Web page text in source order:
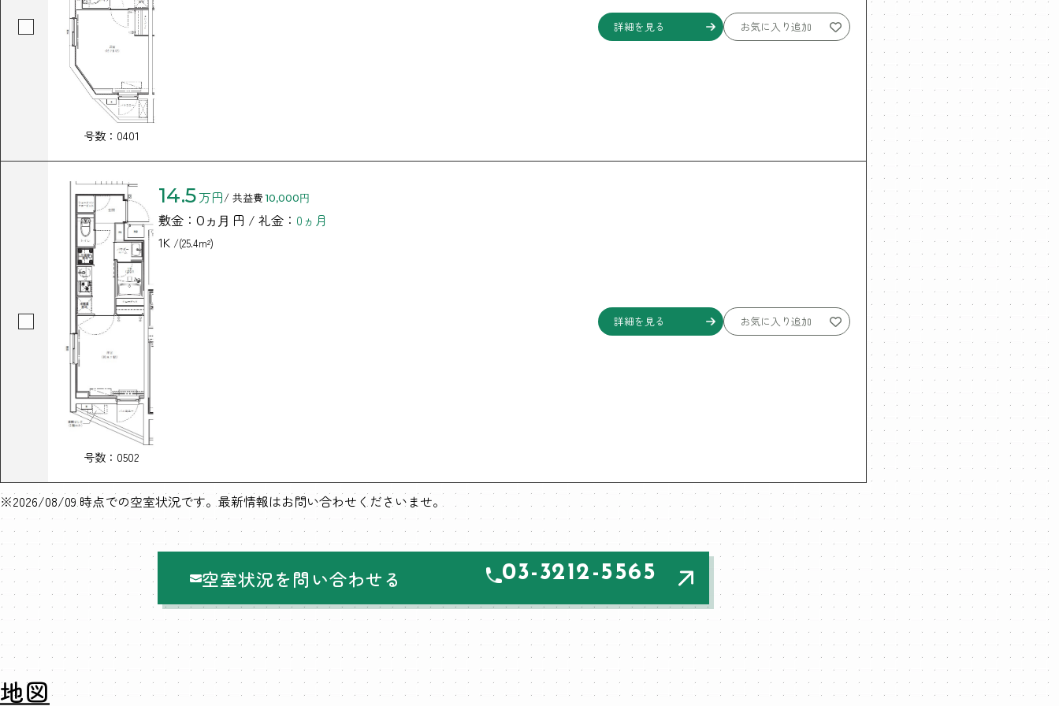
号数：0401
詳細を見る お気に入り追加
号数：0502
14.5万円/ 共益費 10,000円
敷金： 0ヵ月 円 / 礼金： 0ヵ月
1K /(25.4m²)
詳細を見る お気に入り追加
※2026/08/09 時点での空室状況です。最新情報はお問い合わせくださいませ。
空室状況を問い合わせる 03-3212-5565
地図